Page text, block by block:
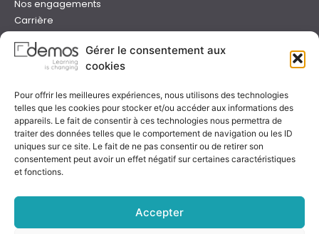
Gérer le consentement aux
cookies
Pour offrir les meilleures expériences, nous utilisons des technologies
telles que les cookies pour stocker et/ou accéder aux informations des
appareils. Le fait de consentir à ces technologies nous permettra de
traiter des données telles que le comportement de navigation ou les ID
uniques sur ce site. Le fait de ne pas consentir ou de retirer son
consentement peut avoir un effet négatif sur certaines caractéristiques
et fonctions.
Accepter
Nos engagements
Carrière
Presse
Catalogues
Aide
Nous contacter
Nous trouver
Préparer sa formation
Sessions garanties
Qualité & certification